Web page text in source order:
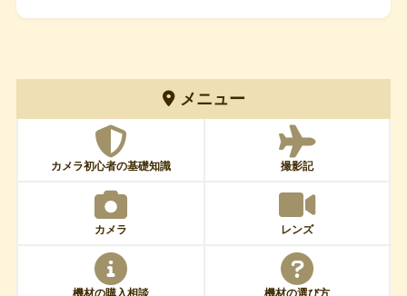
メニュー
カメラ初心者の基礎知識 撮影記
カメラ レンズ
機材の購入相談 機材の選び方